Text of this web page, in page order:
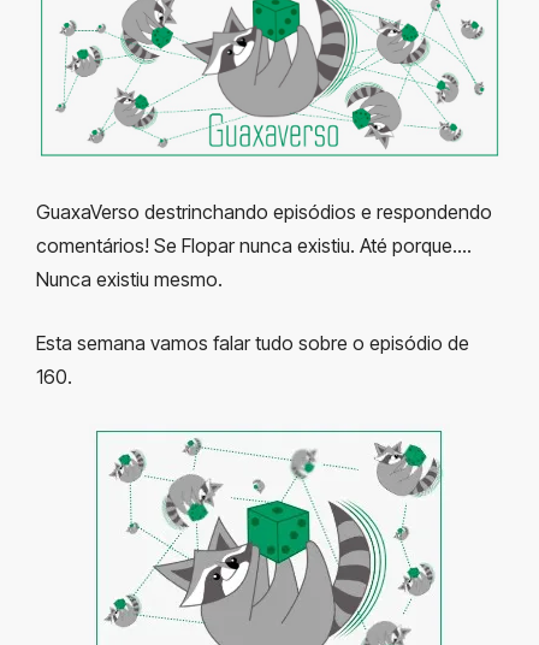
GuaxaVerso destrinchando episódios e respondendo
comentários! Se Flopar nunca existiu. Até porque….
Nunca existiu mesmo.
Esta semana vamos falar tudo sobre o episódio de
160.